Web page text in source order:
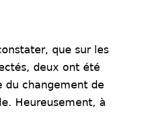
que sur les
deux ont été
du changement de
Heureusement, à